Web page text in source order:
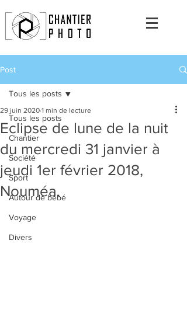
Post
Tous les posts
Chantier
Société
Sport
Autour de bébé
Voyage
Divers
Tous les posts
Eclipse de lune de la nuit
du mercredi 31 janvier à
jeudi 1er février 2018,
Nouméa.
29 juin 2020 1 min de lecture